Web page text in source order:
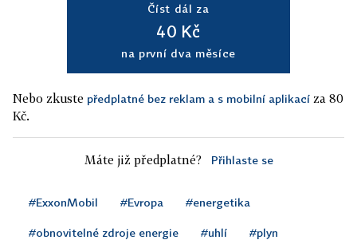
Číst dál za
40 Kč
na první dva měsíce
Nebo zkuste předplatné bez reklam a s mobilní aplikací za 80
Kč.
Máte již předplatné? Přihlaste se
#ExxonMobil #Evropa #energetika
#obnovitelné zdroje energie #uhlí #plyn